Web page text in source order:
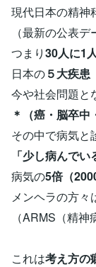
現代日本の精神
（最新の公表
つまり30人に1
日本の５大疾患
今や社会問題と
＊（癌・脳卒中
その中で病気と
「少し病んで
病気の5倍（
メンヘラの方々
（ARMS（精神
これは考え方の